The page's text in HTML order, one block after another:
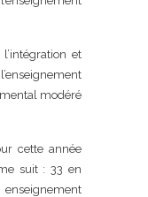
et
modéré
cette année
suit : 33 en